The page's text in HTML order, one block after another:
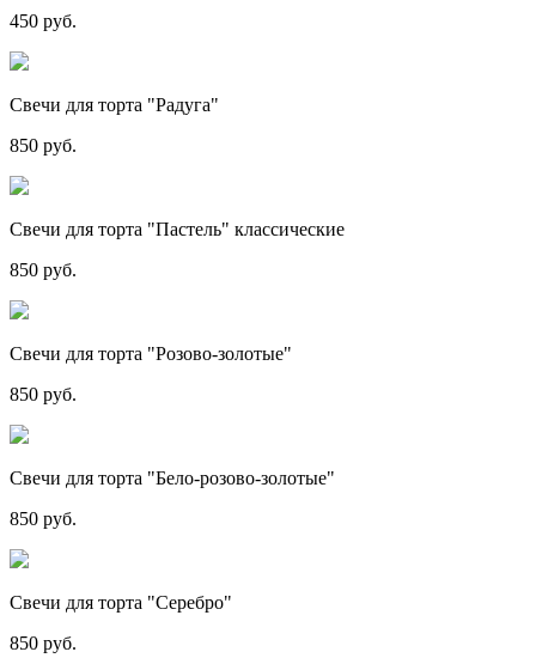
450 руб.
Свечи для торта "Радуга"
850 руб.
Свечи для торта "Пастель" классические
850 руб.
Свечи для торта "Розово-золотые"
850 руб.
Свечи для торта "Бело-розово-золотые"
850 руб.
Свечи для торта "Серебро"
850 руб.